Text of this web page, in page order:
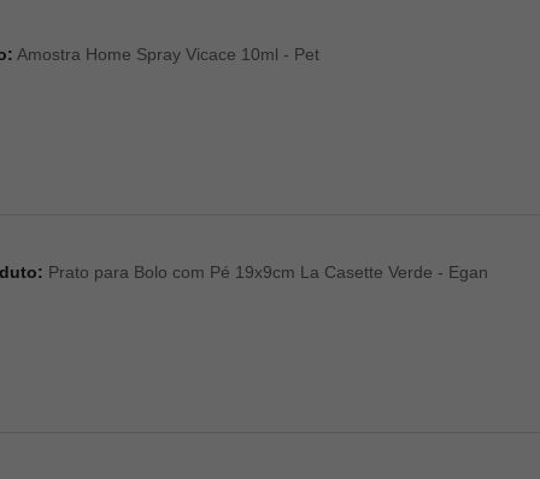
Amostra Home Spray Vicace 10ml - Pet
Prato para Bolo com Pé 19x9cm La Casette Verde - Egan